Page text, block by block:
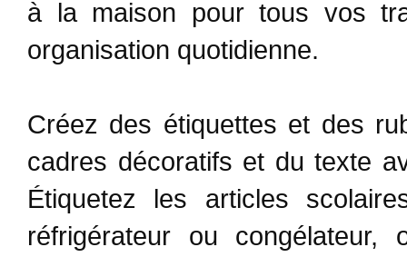
à la maison pour tous vos
organisation quotidienne.
Créez des étiquettes et des
cadres décoratifs et du texte
Étiquetez les articles
réfrigérateur ou